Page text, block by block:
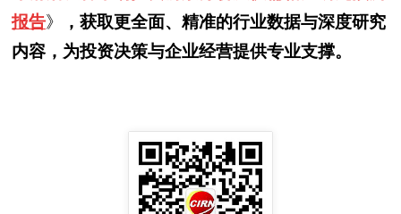
报告》
，获取更全面、精准的行业数据与深度研究
内容，为投资决策与企业经营提供专业支撑。